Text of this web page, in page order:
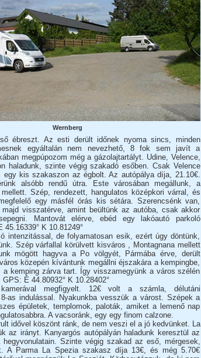
Wernberg
ébreszt. Az esti derült időnek nyoma sincs, minden
egyáltalán nem nevezhető, 8 fok sem javít a
megpúpozom még a gázolajtartályt. Udine, Velence,
haladunk, szinte végig szakadó esőben. Csak Velence
egy kis szakaszon az égbolt. Az autópálya díja, 21.10€.
alsóbb rendű útra. Este városában megállunk, a
mellett. Szép, rendezett, hangulatos középkori várral, és
egy másfél órás kis sétára. Szerencsénk van,
visszatérve, amint beültünk az autóba, csak akkor
Mantovát elérve, ebéd egy lakóautó parkoló
45.16339° K 10.81249°
intenzitással, de folyamatosan esik, ezért úgy döntünk,
Szép várfallal körülvett kisváros , Montagnana mellett
mögött hagyva a Po völgyét, Pármába érve, derült
közepén kívántunk megállni éjszakára a kempingbe,
a kemping zárva tart. Így visszamegyünk a város szélén
É 44.80932° K 10.28402°
megfigyelt. 12€ volt a számla, délutáni
as indulással. Nyakunkba vesszük a várost. Szépek a
épületek, templomok, paloták, amiket a lemenő nap
A vacsoránk, egy egy finom calzone.
idővel köszönt ránk, de nem veszi el a jó kedvünket. La
az irányt. Kanyargós autópályán haladunk keresztül az
hegyvonulatain. Szinte végig szakad az eső, mérgesek,
A Parma La Spezia szakasz díja 13€, és még 5.70€